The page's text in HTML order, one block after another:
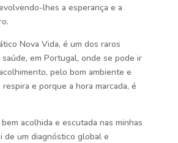
lhes a esperança e a
Nova Vida, é um dos raros
em Portugal, onde se pode ir
pelo bom ambiente e
e porque a hora marcada, é
acolhida e escutada nas minhas
de um diagnóstico global e